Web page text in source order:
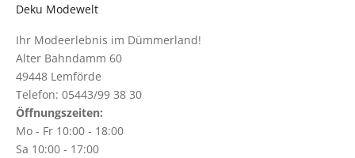
Deku Modewelt
Ihr Modeerlebnis im Dümmerland!
Alter Bahndamm 60
49448 Lemförde
Telefon: 05443/99 38 30
Öffnungszeiten:
Mo - Fr 10:00 - 18:00
Sa 10:00 - 17:00